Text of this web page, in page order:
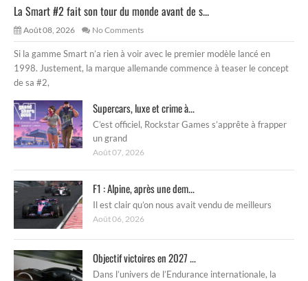
La Smart #2 fait son tour du monde avant de s...
Août 08, 2026 No Comments
Si la gamme Smart n’a rien à voir avec le premier modèle lancé en
1998. Justement, la marque allemande commence à teaser le concept
de sa #2,
Supercars, luxe et crime à...
C’est officiel, Rockstar Games s’apprête à frapper
un grand
Août 07, 2026
F1 : Alpine, après une dem...
Il est clair qu’on nous avait vendu de meilleurs
Août 06, 2026
Objectif victoires en 2027 ...
Dans l’univers de l’Endurance internationale, la